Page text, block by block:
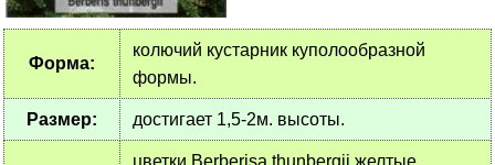
Форма:
колючий кустарник куполообразной
формы.
Размер: достигает 1,5-2м. высоты.
цветки Berberisа thunbergii желтые,